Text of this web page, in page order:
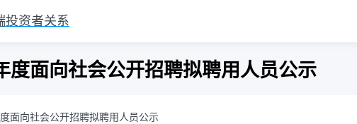
投资者关系
度面向社会公开招聘拟聘用人员公示
面向社会公开招聘拟聘用人员公示